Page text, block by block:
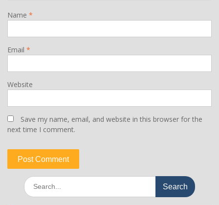
Name *
Email *
Website
Save my name, email, and website in this browser for the
next time I comment.
Search
for: